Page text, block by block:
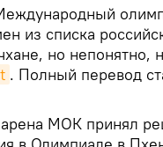
из списка
но непонятно,
. Полный перевод
МОК принял